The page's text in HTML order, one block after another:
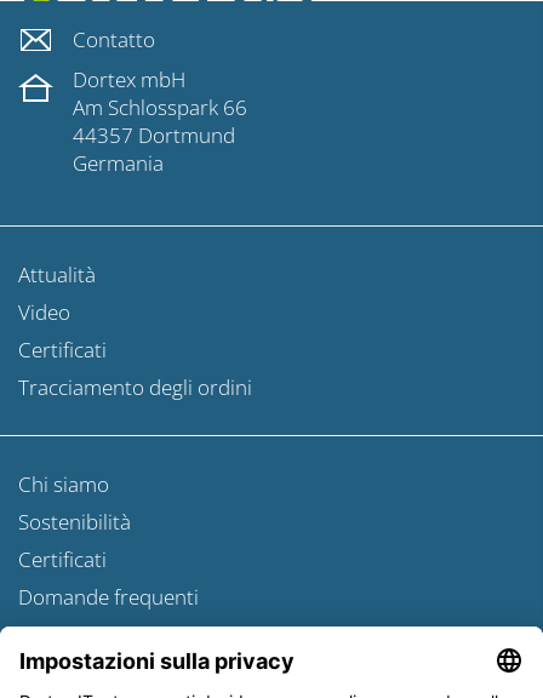
Contatto
Dortex mbH
Am Schlosspark 66
44357 Dortmund
Germania
Attualità
Video
Certificati
Tracciamento degli ordini
Chi siamo
Sostenibilità
Certificati
Domande frequenti
Newsroom